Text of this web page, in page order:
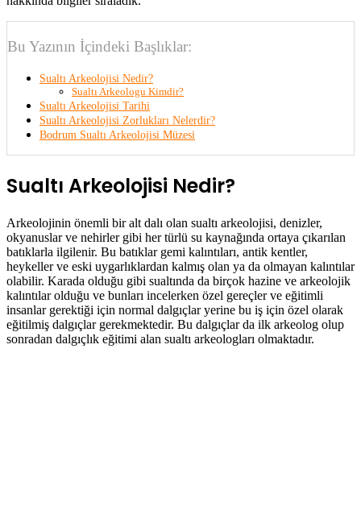
Bu Yazının İçindeki Başlıklar:
Sualtı Arkeolojisi Nedir?
Sualtı Arkeologu Kimdir?
Sualtı Arkeolojisi Tarihi
Sualtı Arkeolojisi Zorlukları Nelerdir?
Bodrum Sualtı Arkeolojisi Müzesi
Sualtı Arkeolojisi Nedir?
Arkeolojinin önemli bir alt dalı olan sualtı arkeolojisi, denizler,
okyanuslar ve nehirler gibi her türlü su kaynağında ortaya çıkarılan
batıklarla ilgilenir. Bu batıklar gemi kalıntıları, antik kentler,
heykeller ve eski uygarlıklardan kalmış olan ya da olmayan kalıntılar
olabilir. Karada olduğu gibi sualtında da birçok hazine ve arkeolojik
kalıntılar olduğu ve bunları incelerken özel gereçler ve eğitimli
insanlar gerektiği için normal dalgıçlar yerine bu iş için özel olarak
eğitilmiş dalgıçlar gerekmektedir. Bu dalgıçlar da ilk arkeolog olup
sonradan dalgıçlık eğitimi alan sualtı arkeologları olmaktadır.